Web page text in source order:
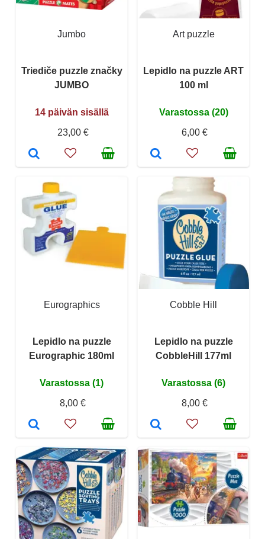
Jumbo
Triediče puzzle značky
JUMBO
14 päivän sisällä
23,00 €
Art puzzle
Lepidlo na puzzle ART
100 ml
Varastossa (20)
6,00 €
Eurographics
Lepidlo na puzzle
Eurographic 180ml
Varastossa (1)
8,00 €
Cobble Hill
Lepidlo na puzzle
CobbleHill 177ml
Varastossa (6)
8,00 €